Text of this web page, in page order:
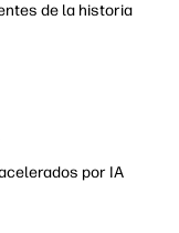
de la historia
por IA